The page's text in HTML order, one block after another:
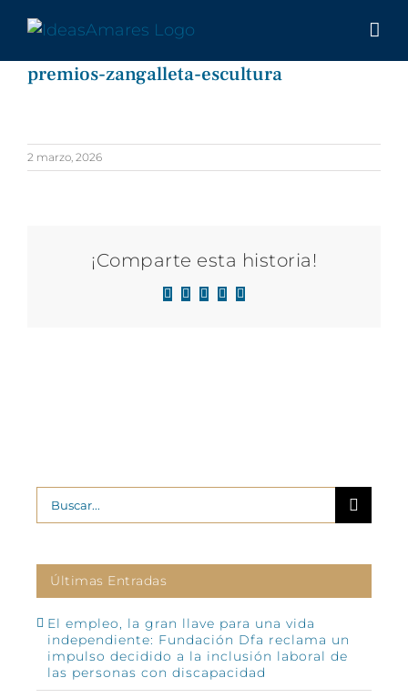
contenido
premios-zangalleta-escultura
2 marzo, 2026
¡Comparte esta historia!
Facebook
X LinkedIn
WhatsApp
Correo
Buscar:
Últimas Entradas
El empleo, la gran llave para una vida
independiente: Fundación Dfa reclama un
impulso decidido a la inclusión laboral de
las personas con discapacidad